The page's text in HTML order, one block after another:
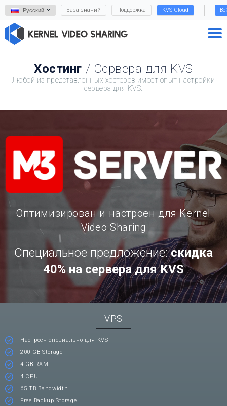
Русский База знаний Поддержка KVS Cloud
Хостинг / Сервера для KVS
Любой из представленных хостеров имеет опыт настройки
сервера для KVS.
Оптимизирован и настроен для Kernel
Video Sharing
Специальное предложение:скидка
40% на сервера для KVS
VPS
Настроен специально для KVS
200 GB Storage
4 GB RAM
4 CPU
65 TB Bandwidth
Free Backup Storage